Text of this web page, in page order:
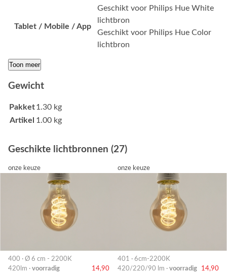
Tablet / Mobile / App
Geschikt voor Philips Hue White
lichtbron
Geschikt voor Philips Hue Color
lichtbron
Toon meer
Gewicht
Pakket1.30 kg
Artikel 1.00 kg
Geschikte lichtbronnen (27)
onze keuze
400 · Ø 6 cm - 2200K
420lm · voorradig
14,90
onze keuze
401 · 6cm-2200K
420/220/90 lm · voorradig
14,90